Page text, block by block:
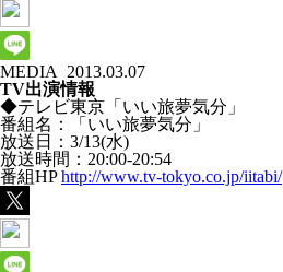
MEDIA
2013.03.07
TV出演情報
◆テレビ東京「いい旅夢気分」
番組名：「いい旅夢気分」
放送日：3/13(水)
放送時間：20:00-20:54
番組HPhttp://www.tv-tokyo.co.jp/iitabi/